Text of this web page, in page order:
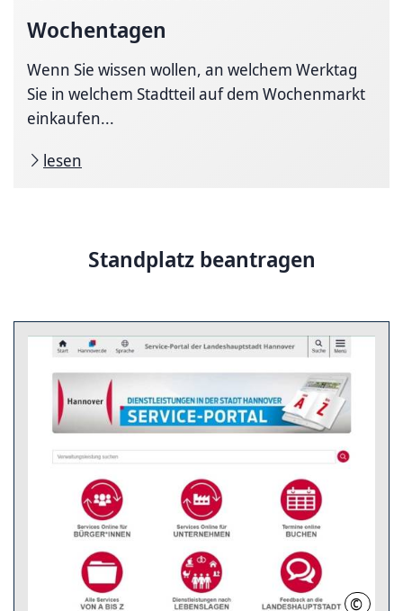
Wochentagen
Wenn Sie wissen wollen, an welchem Werktag
Sie in welchem Stadtteil auf dem Wochenmarkt
einkaufen...
lesen
Standplatz beantragen
© LHH